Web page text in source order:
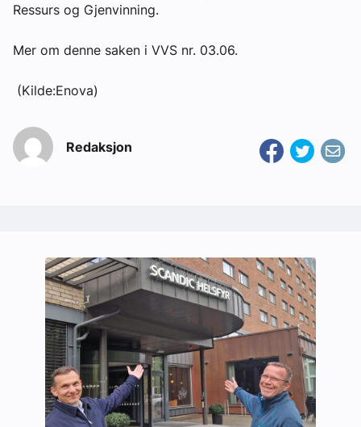
Ressurs og Gjenvinning.
Mer om denne saken i VVS nr. 03.06.
(Kilde:Enova)
Redaksjon